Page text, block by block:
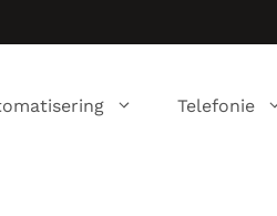
Telefonie